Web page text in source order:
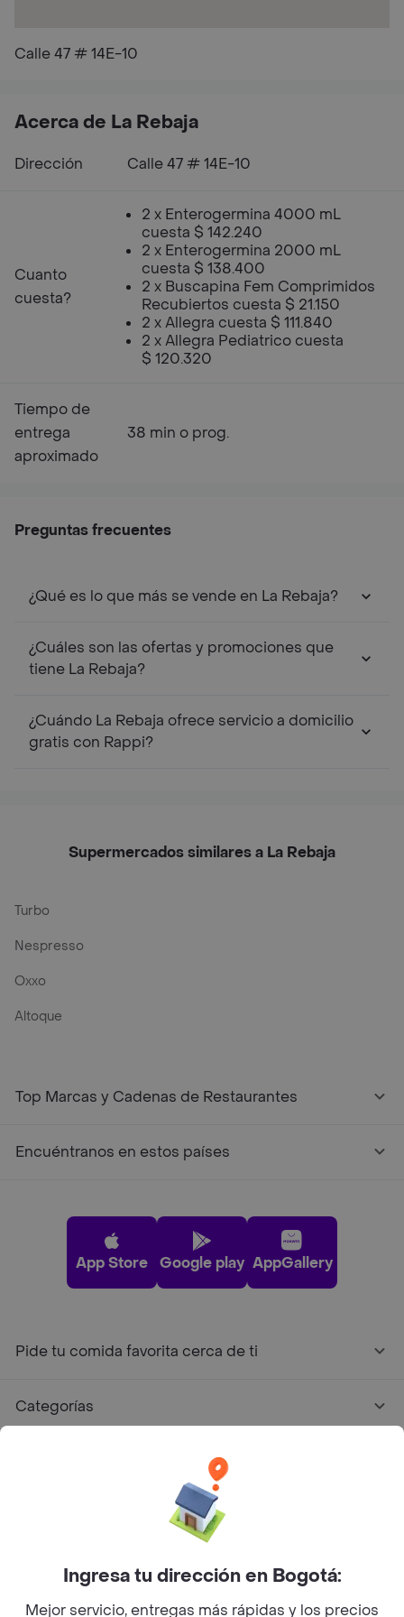
Calle 47 # 14E-10
Acerca de La Rebaja
Dirección Calle 47 # 14E-10
Cuanto
cuesta?
2 x Enterogermina 4000 mL
cuesta $ 142.240
2 x Enterogermina 2000 mL
cuesta $ 138.400
2 x Buscapina Fem Comprimidos
Recubiertos cuesta $ 21.150
2 x Allegra cuesta $ 111.840
2 x Allegra Pediatrico cuesta
$ 120.320
Tiempo de
entrega
aproximado
38 min o prog.
Preguntas frecuentes
¿Qué es lo que más se vende en La Rebaja?
¿Cuáles son las ofertas y promociones que
tiene La Rebaja?
¿Cuándo La Rebaja ofrece servicio a domicilio
gratis con Rappi?
Supermercados similares a La Rebaja
Turbo
Nespresso
Oxxo
Altoque
Top Marcas y Cadenas de Restaurantes
Encuéntranos en estos países
App Store Google play AppGallery
Pide tu comida favorita cerca de ti
Categorías
Facebook
Twitter
Instagram
©2026Rappi Inc. All rights reserved.
Ingresa tu dirección en Bogotá:
Mejor servicio, entregas más rápidas y los precios